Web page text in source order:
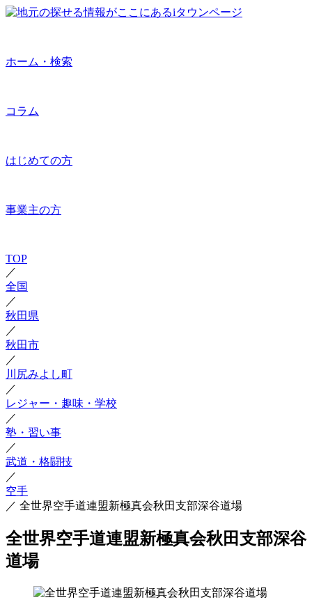
ホーム・検索
コラム
はじめての方
事業主の方
TOP
／
全国
／
秋田県
／
秋田市
／
川尻みよし町
／
レジャー・趣味・学校
／
塾・習い事
／
武道・格闘技
／
空手
／ 全世界空手道連盟新極真会秋田支部深谷道場
全世界空手道連盟新極真会秋田支部深谷
道場